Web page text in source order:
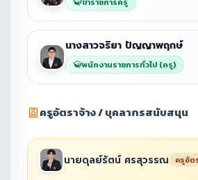
นางสาวจริยา ปัญญาพฤกษ์
พนักงานราชการทั่วไป (ครู)
ครูอัตราจ้าง / บุคลากรสนับสนุน
นายดุลย์รัตน์ ศรสุวรรณ ครูอัต